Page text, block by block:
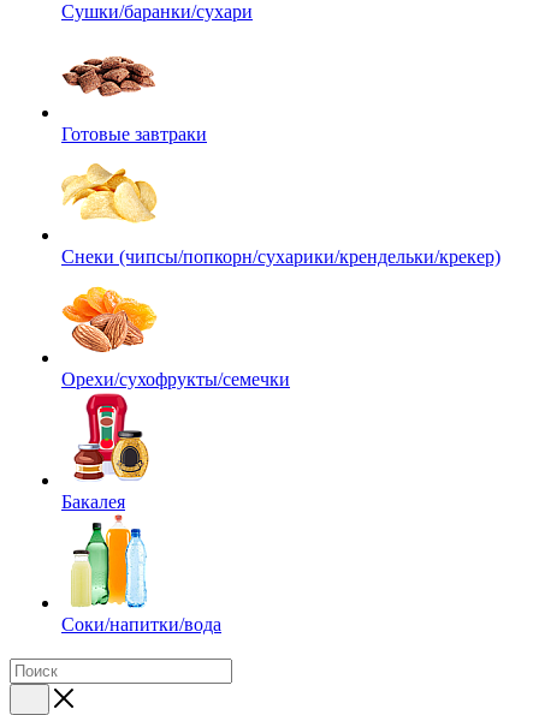
Сушки/баранки/сухари
Готовые завтраки
Снеки (чипсы/попкорн/сухарики/крендельки/крекер)
Орехи/сухофрукты/семечки
Бакалея
Соки/напитки/вода